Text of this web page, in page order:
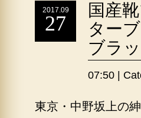
2017.09
27
国産
ター
ブラ
07:50 |
東京・中野坂上の